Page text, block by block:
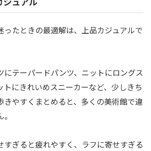
ったときの最適解は、上品カジュアルで
にテーパードパンツ、ニットにロングス
トにきれいめスニーカーなど、少しきち
きやすくまとめると、多くの美術館で違
すぎると疲れやすく、ラフに寄せすぎる